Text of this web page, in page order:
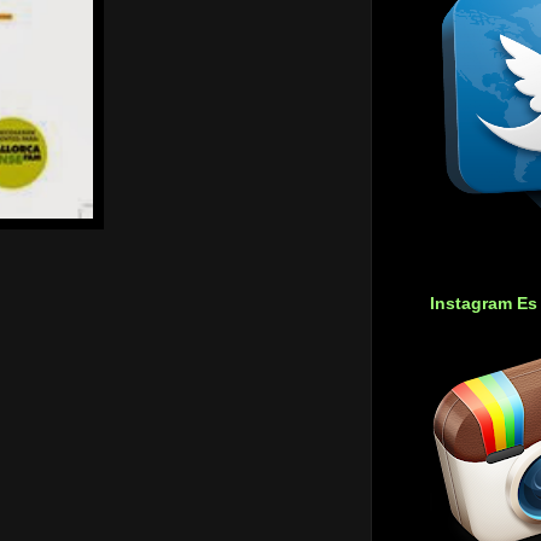
Instagram